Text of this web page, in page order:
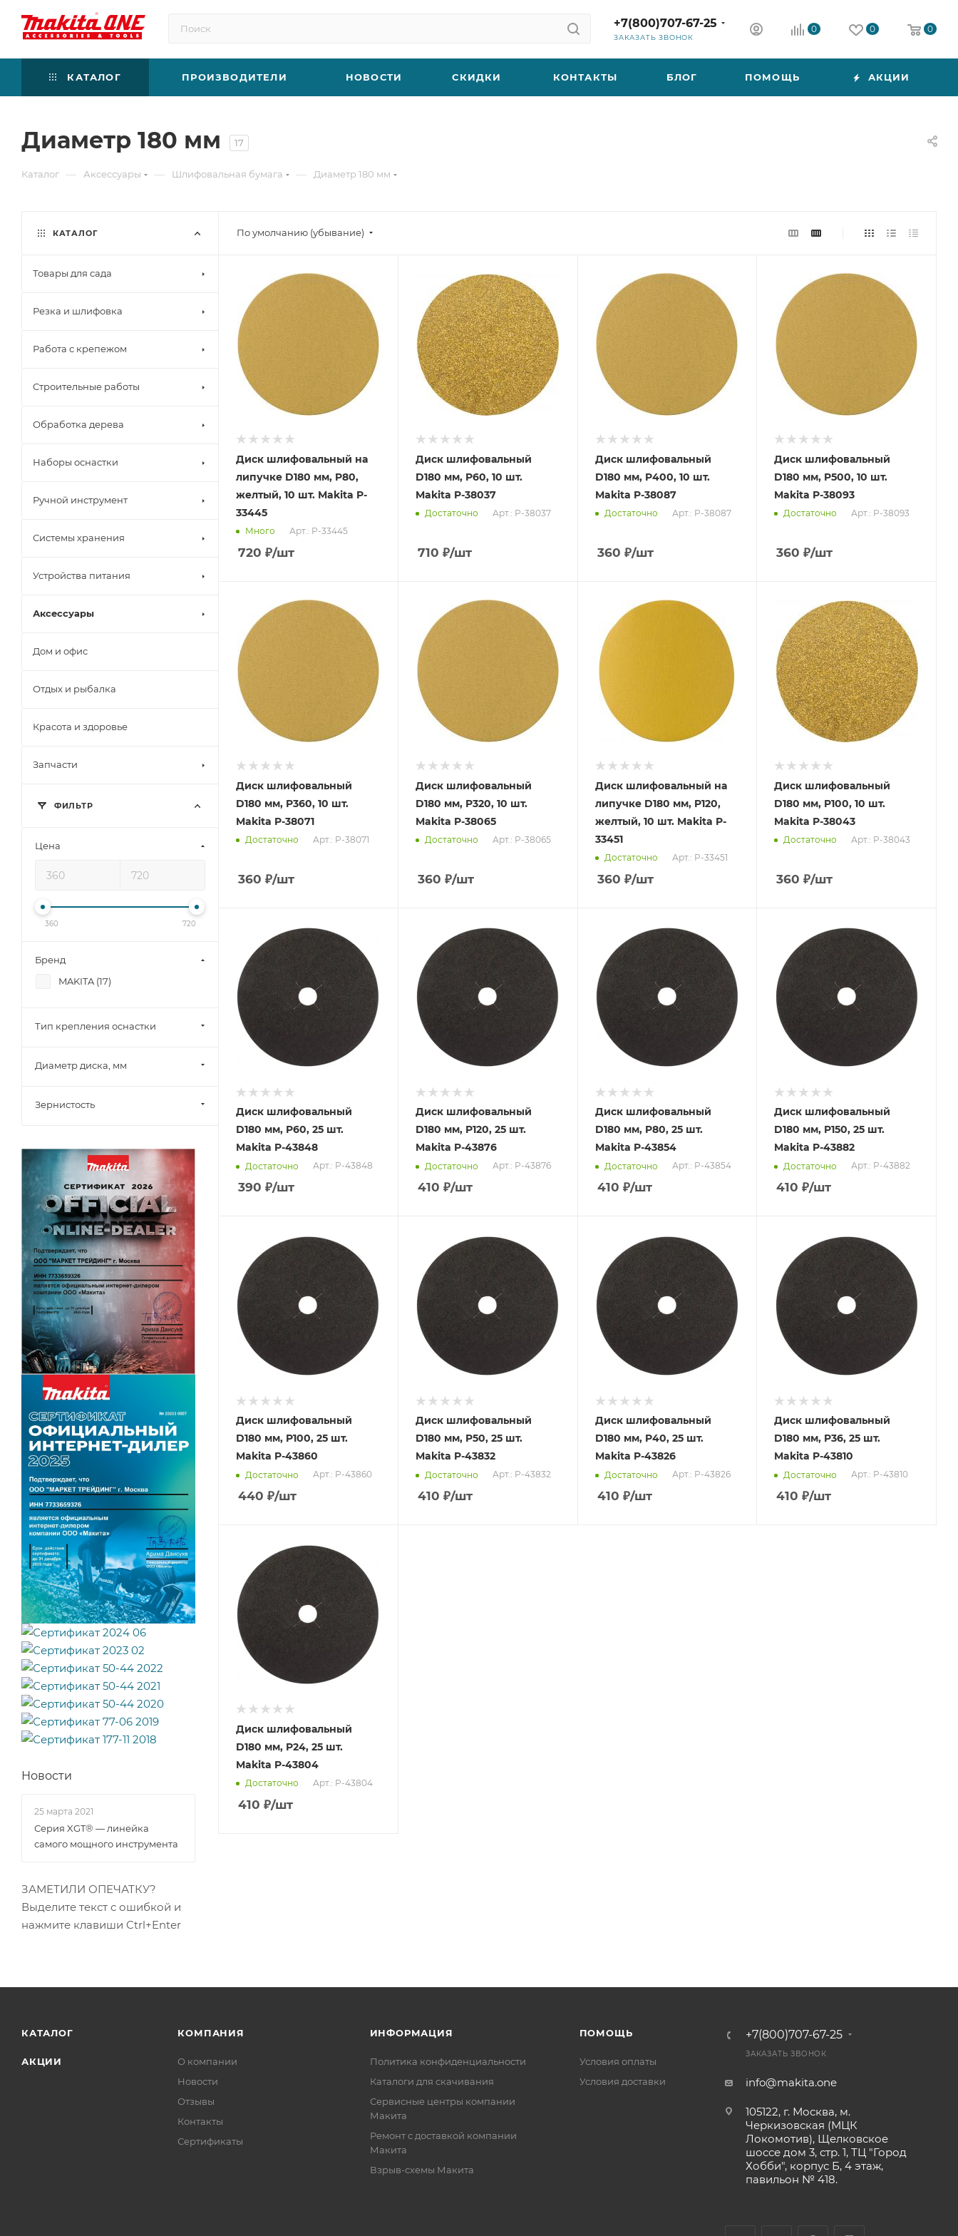
+7(800)707-67-25
ЗАКАЗАТЬ ЗВОНОК
0 0 0
КАТАЛОГ ПРОИЗВОДИТЕЛИ НОВОСТИ СКИДКИ КОНТАКТЫ БЛОГ ПОМОЩЬ АКЦИИ
Диаметр 180 мм 17
Каталог — Аксессуары — Шлифовальная бумага — Диаметр 180 мм
По умолчанию (убывание)
Диск шлифовальный на
липучке D180 мм, P80,
желтый, 10 шт. Makita P-
33445
Много Арт.: P-33445
720 ₽/шт
Диск шлифовальный
D180 мм, P60, 10 шт.
Makita P-38037
Достаточно Арт.: P-38037
710 ₽/шт
Диск шлифовальный
D180 мм, P400, 10 шт.
Makita P-38087
Достаточно Арт.: P-38087
360 ₽/шт
Диск шлифовальный
D180 мм, P500, 10 шт.
Makita P-38093
Достаточно Арт.: P-38093
360 ₽/шт
Диск шлифовальный
D180 мм, P360, 10 шт.
Makita P-38071
Достаточно Арт.: P-38071
360 ₽/шт
Диск шлифовальный
D180 мм, P320, 10 шт.
Makita P-38065
Достаточно Арт.: P-38065
360 ₽/шт
Диск шлифовальный на
липучке D180 мм, P120,
желтый, 10 шт. Makita P-
33451
Достаточно Арт.: P-33451
360 ₽/шт
Диск шлифовальный
D180 мм, P100, 10 шт.
Makita P-38043
Достаточно Арт.: P-38043
360 ₽/шт
Диск шлифовальный
D180 мм, P60, 25 шт.
Makita P-43848
Достаточно Арт.: P-43848
390 ₽/шт
Диск шлифовальный
D180 мм, P120, 25 шт.
Makita P-43876
Достаточно Арт.: P-43876
410 ₽/шт
Диск шлифовальный
D180 мм, P80, 25 шт.
Makita P-43854
Достаточно Арт.: P-43854
410 ₽/шт
Диск шлифовальный
D180 мм, P150, 25 шт.
Makita P-43882
Достаточно Арт.: P-43882
410 ₽/шт
Диск шлифовальный
D180 мм, P100, 25 шт.
Makita P-43860
Достаточно Арт.: P-43860
440 ₽/шт
Диск шлифовальный
D180 мм, P50, 25 шт.
Makita P-43832
Достаточно Арт.: P-43832
410 ₽/шт
Диск шлифовальный
D180 мм, P40, 25 шт.
Makita P-43826
Достаточно Арт.: P-43826
410 ₽/шт
Диск шлифовальный
D180 мм, P36, 25 шт.
Makita P-43810
Достаточно Арт.: P-43810
410 ₽/шт
Диск шлифовальный
D180 мм, P24, 25 шт.
Makita P-43804
Достаточно Арт.: P-43804
410 ₽/шт
КАТАЛОГ
Товары для сада
Резка и шлифовка
Работа с крепежом
Строительные работы
Обработка дерева
Наборы оснастки
Ручной инструмент
Системы хранения
Устройства питания
Аксессуары
Дом и офис
Отдых и рыбалка
Красота и здоровье
Запчасти
ФИЛЬТР
Цена
360 720
Бренд
MAKITA (17)
Тип крепления оснастки
Диаметр диска, мм
Зернистость
Новости
25 марта 2021
Серия XGT® — линейка
самого мощного инструмента
ЗАМЕТИЛИ ОПЕЧАТКУ?
Выделите текст с ошибкой и
нажмите клавиши Ctrl+Enter
КАТАЛОГ
АКЦИИ
КОМПАНИЯ
О компании
Новости
Отзывы
Контакты
Сертификаты
ИНФОРМАЦИЯ
Политика конфиденциальности
Каталоги для скачивания
Сервисные центры компании
Макита
Ремонт с доставкой компании
Макита
Взрыв-схемы Макита
ПОМОЩЬ
Условия оплаты
Условия доставки
+7(800)707-67-25
ЗАКАЗАТЬ ЗВОНОК
info@makita.one
105122, г. Москва, м.
Черкизовская (МЦК
Локомотив), Щелковское
шоссе дом 3, стр. 1, ТЦ "Город
Хобби", корпус Б, 4 этаж,
павильон № 418.